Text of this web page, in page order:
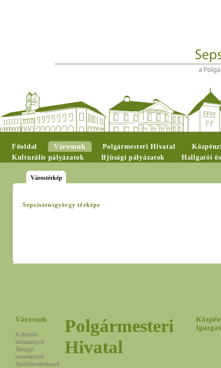
Főoldal Városunk Polgármesteri Hivatal
Kulturális pályázatok
Ifjúsági pályázatok Hallgatói
Várostérkép
Sepsiszentgyörgy térképe
Városunk
Kulturális
intézmények
Tanügyi
intézmények
Sportlétesítmények
Polgármesteri
Hivatal